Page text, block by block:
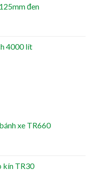
đen
4000 lít
xe TR660
kín TR30